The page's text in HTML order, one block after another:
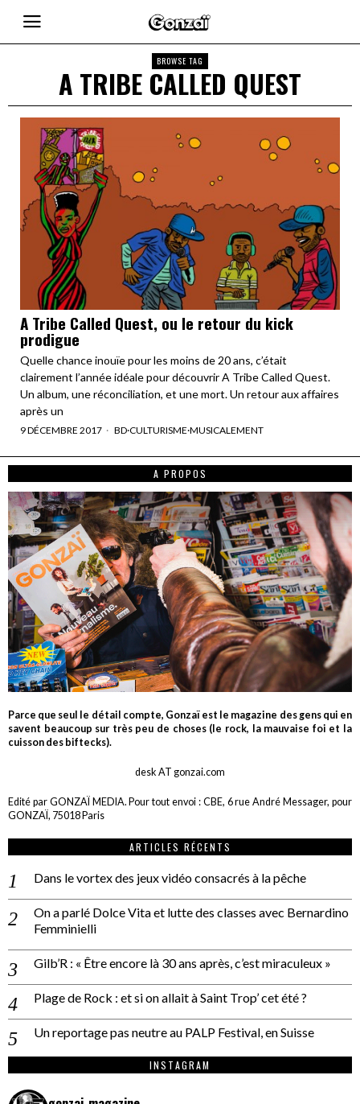
BROWSE TAG
A TRIBE CALLED QUEST
A Tribe Called Quest, ou le retour du kick
prodigue
Quelle chance inouïe pour les moins de 20 ans, c’était
clairement l’année idéale pour découvrir A Tribe Called Quest.
Un album, une réconciliation, et une mort. Un retour aux affaires
après un
9 DÉCEMBRE 2017 BD·CULTURISME·MUSICALEMENT
A PROPOS
Parce que seul le détail compte, Gonzaï est le magazine des gens qui en
savent beaucoup sur très peu de choses (le rock, la mauvaise foi et la
cuisson des biftecks).
desk AT gonzai.com
Edité par GONZAÏ MEDIA. Pour tout envoi : CBE, 6 rue André Messager, pour
GONZAÏ, 75018 Paris
ARTICLES RÉCENTS
Dans le vortex des jeux vidéo consacrés à la pêche
On a parlé Dolce Vita et lutte des classes avec Bernardino
Femminielli
Gilb’R : « Être encore là 30 ans après, c’est miraculeux »
Plage de Rock : et si on allait à Saint Trop’ cet été ?
Un reportage pas neutre au PALP Festival, en Suisse
INSTAGRAM